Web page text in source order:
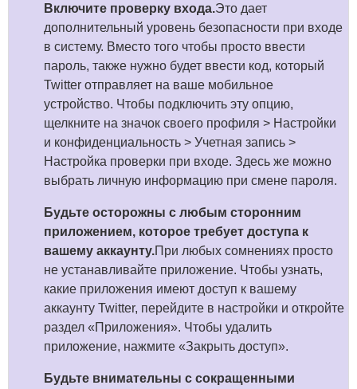
Включите проверку входа.Это дает
дополнительный уровень безопасности при входе
в систему. Вместо того чтобы просто ввести
пароль, также нужно будет ввести код, который
Twitter отправляет на ваше мобильное
устройство. Чтобы подключить эту опцию,
щелкните на значок своего профиля > Настройки
и конфиденциальность > Учетная запись >
Настройка проверки при входе. Здесь же можно
выбрать личную информацию при смене пароля.
Будьте осторожны с любым сторонним
приложением, которое требует доступа к
вашему аккаунту.При любых сомнениях просто
не устанавливайте приложение. Чтобы узнать,
какие приложения имеют доступ к вашему
аккаунту Twitter, перейдите в настройки и откройте
раздел «Приложения». Чтобы удалить
приложение, нажмите «Закрыть доступ».
Будьте внимательны с сокращенными